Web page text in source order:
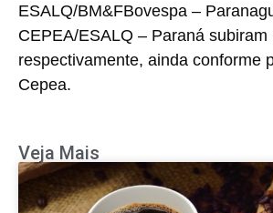
ESALQ/BM&FBovespa –
CEPEA/ESALQ – Paraná subiram
respectivamente, ainda conforme
Cepea.
Veja Mais